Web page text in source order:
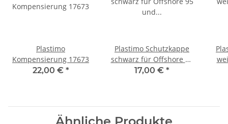
Plastimo
Kompensierung 17673
22,00 € *
Plastimo Schutzkappe
schwarz für Offshore 95
und MiniContest 2
17,00 € *